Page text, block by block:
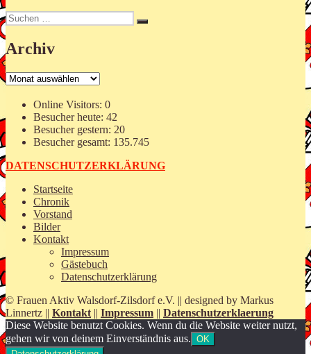
Suchen
nach:
Suchen
Archiv
Archiv
Online Visitors: 0
Besucher heute: 42
Besucher gestern: 20
Besucher gesamt: 135.745
DATENSCHUTZERKLÄRUNG
Startseite
Chronik
Vorstand
Bilder
Kontakt
Impressum
Gästebuch
Datenschutzerklärung
© Frauen Aktiv Walsdorf-Zilsdorf e.V. || designed by Markus
Linnertz || Kontakt|| Impressum || Datenschutzerklaerung
Diese Website benutzt Cookies. Wenn du die Website weiter nutzt,
gehen wir von deinem Einverständnis aus. OK